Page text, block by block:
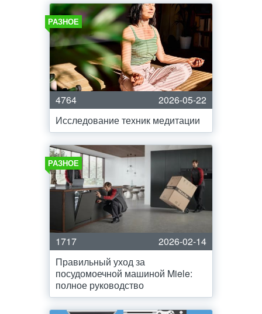
РАЗНОЕ
4764
2026-05-22
Исследование техник медитации
РАЗНОЕ
1717
2026-02-14
Правильный уход за
посудомоечной машиной Miele:
полное руководство